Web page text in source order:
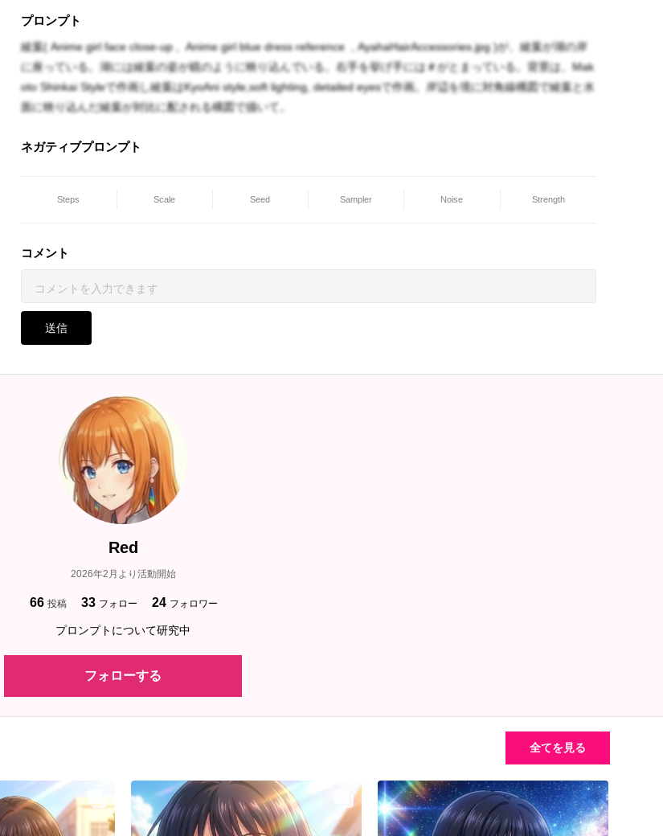
プロンプト
綾葉( Anime girl face close-up , Anime girl blue dress reference , AyahaHairAccessories.jpg )が、綾葉が湖の岸
に座っている。湖には綾葉の姿が鏡のように映り込んでいる。右手を挙げ手には＃がとまっている。背景は、Mak
oto Shinkai Styleで作画し綾葉はKyoAni style,soft lighting, detailed eyesで作画。岸辺を境に対角線構図で綾葉と水
面に映り込んだ綾葉が対比に配される構図で描いて。
ネガティブプロンプト
Steps Scale Seed Sampler Noise Strength
コメント
送信
Red
2026年2月より活動開始
66 投稿 33 フォロー 24 フォロワー
プロンプトについて研究中
フォローする
全てを見る